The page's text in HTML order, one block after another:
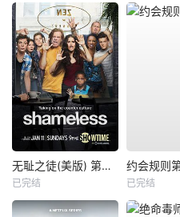
无耻之徒(美版) 第五季
已完结
约会规则
已完结